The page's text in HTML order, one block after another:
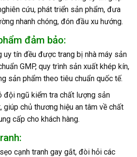
cứu, phát triển sản phẩm, đưa
nhanh chóng, đón đầu xu hướng.
đảm bảo:
uy tín đều được trang bị nhà máy sản
GMP, quy trình sản xuất khép kín,
sản phẩm theo tiêu chuẩn quốc tế.
đội ngũ kiểm tra chất lượng sản
giúp chủ thương hiệu an tâm về chất
cấp cho khách hàng.
cạnh tranh gay gắt, đòi hỏi các